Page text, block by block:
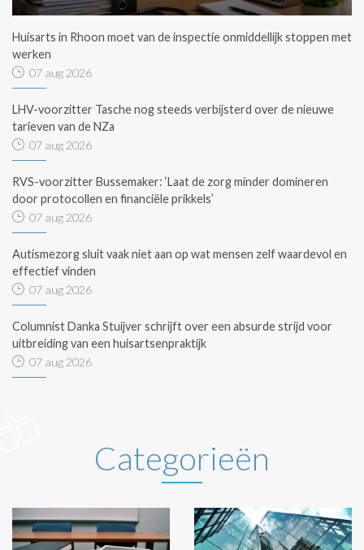
Huisarts in Rhoon moet van de inspectie onmiddellijk stoppen met
werken
07 aug 2026
LHV-voorzitter Tasche nog steeds verbijsterd over de nieuwe
tarieven van de NZa
07 aug 2026
RVS-voorzitter Bussemaker: ‘Laat de zorg minder domineren
door protocollen en financiële prikkels’
07 aug 2026
Autismezorg sluit vaak niet aan op wat mensen zelf waardevol en
effectief vinden
07 aug 2026
Columnist Danka Stuijver schrijft over een absurde strijd voor
uitbreiding van een huisartsenpraktijk
07 aug 2026
Categorieën